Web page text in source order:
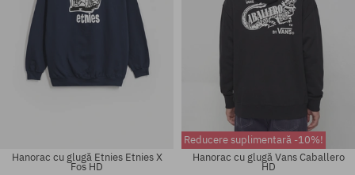
Hanorac cu glugă Etnies Etnies X
Fos HD
Reducere suplimentară -10%!
Hanorac cu glugă Vans Caballero
HD